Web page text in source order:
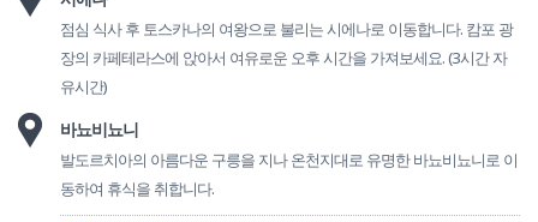
점심 식사 후 토스카나의 여왕으로 불리는 시에나로 이동합니다. 캄포 광
장의 카페테라스에 앉아서 여유로운 오후 시간을 가져보세요. (3시간 자
유시간)
바뇨비뇨니
발도르치아의 아름다운 구릉을 지나 온천지대로 유명한 바뇨비뇨니로 이
동하여 휴식을 취합니다.